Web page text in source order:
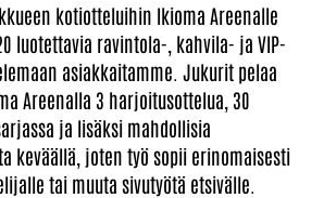
kotiotteluihin Ikioma Areenalle
luotettavia ravintola-, kahvila- ja VIP-
asiakkaitamme. Jukurit pelaa
Areenalla 3 harjoitusottelua, 30
ja lisäksi mahdollisia
keväällä, joten työ sopii erinomaisesti
tai muuta sivutyötä etsivälle.